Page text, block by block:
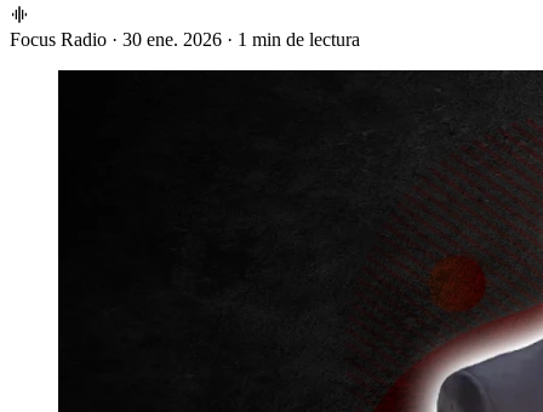
Focus Radio · 30 ene. 2026 · 1 min de lectura